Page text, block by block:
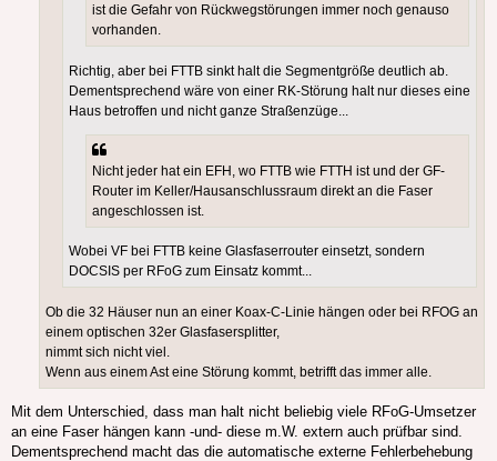
ist die Gefahr von Rückwegstörungen immer noch genauso
vorhanden.
Richtig, aber bei FTTB sinkt halt die Segmentgröße deutlich ab.
Dementsprechend wäre von einer RK-Störung halt nur dieses eine
Haus betroffen und nicht ganze Straßenzüge...
Nicht jeder hat ein EFH, wo FTTB wie FTTH ist und der GF-
Router im Keller/Hausanschlussraum direkt an die Faser
angeschlossen ist.
Wobei VF bei FTTB keine Glasfaserrouter einsetzt, sondern
DOCSIS per RFoG zum Einsatz kommt...
Ob die 32 Häuser nun an einer Koax-C-Linie hängen oder bei RFOG an
einem optischen 32er Glasfasersplitter,
nimmt sich nicht viel.
Wenn aus einem Ast eine Störung kommt, betrifft das immer alle.
Mit dem Unterschied, dass man halt nicht beliebig viele RFoG-Umsetzer
an eine Faser hängen kann -und- diese m.W. extern auch prüfbar sind.
Dementsprechend macht das die automatische externe Fehlerbehebung